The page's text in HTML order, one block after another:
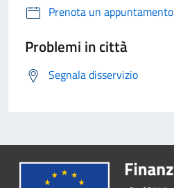
Prenota un appuntamento
Problemi in città
Segnala disservizio